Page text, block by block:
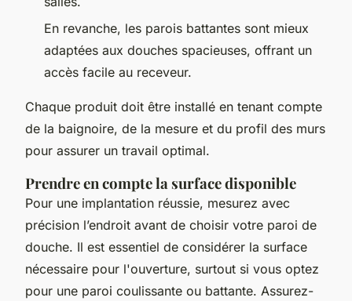
En revanche, les parois battantes sont mieux
adaptées aux douches spacieuses, offrant un
accès facile au receveur.
Chaque produit doit être installé en tenant compte
de la baignoire, de la mesure et du profil des murs
pour assurer un travail optimal.
Prendre en compte la surface disponible
Pour une implantation réussie, mesurez avec
précision l’endroit avant de choisir votre paroi de
douche. Il est essentiel de considérer la surface
nécessaire pour l'ouverture, surtout si vous optez
pour une paroi coulissante ou battante. Assurez-